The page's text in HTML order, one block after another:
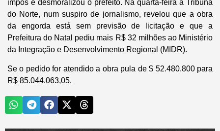
impôs e desmoralizou o prefeito. Na quarta-feira a Tribuna
do Norte, num suspiro de jornalismo, revelou que a obra
da engorda está sem previsão de licitação e que a
Prefeitura do Natal pediu mais R$ 32 milhões ao Ministério
da Integração e Desenvolvimento Regional (MIDR).
Se o pedido for atendido a obra pula de $ 52.480.800 para
R$ 85.044.063,05.